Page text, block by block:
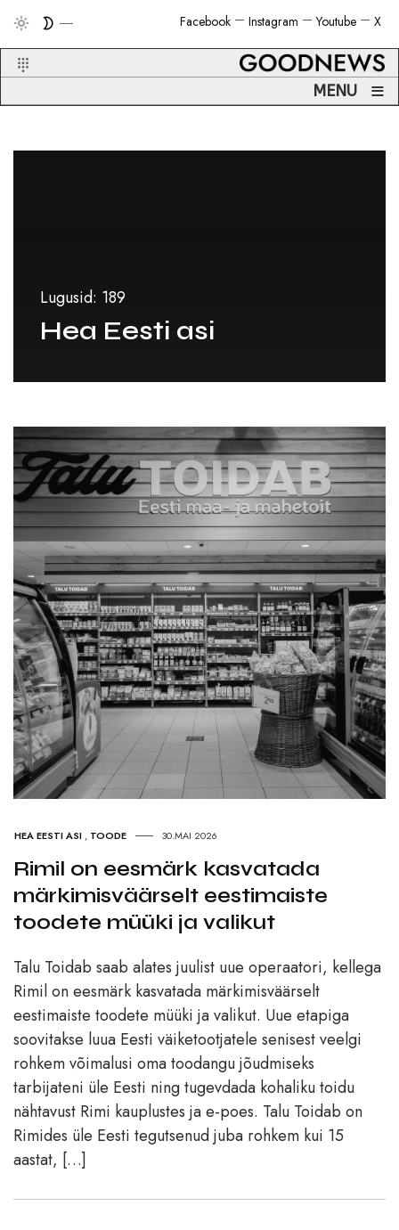
X
Youtube
Instagram
Facebook
MENU ≡
Lugusid: 189
Hea Eesti asi
HEA EESTI ASI , TOODE 30.MAI 2026
Rimil on eesmärk kasvatada
märkimisväärselt eestimaiste
toodete müüki ja valikut
Talu Toidab saab alates juulist uue operaatori, kellega
Rimil on eesmärk kasvatada märkimisväärselt
eestimaiste toodete müüki ja valikut. Uue etapiga
soovitakse luua Eesti väiketootjatele senisest veelgi
rohkem võimalusi oma toodangu jõudmiseks
tarbijateni üle Eesti ning tugevdada kohaliku toidu
nähtavust Rimi kauplustes ja e-poes. Talu Toidab on
Rimides üle Eesti tegutsenud juba rohkem kui 15
aastat, […]